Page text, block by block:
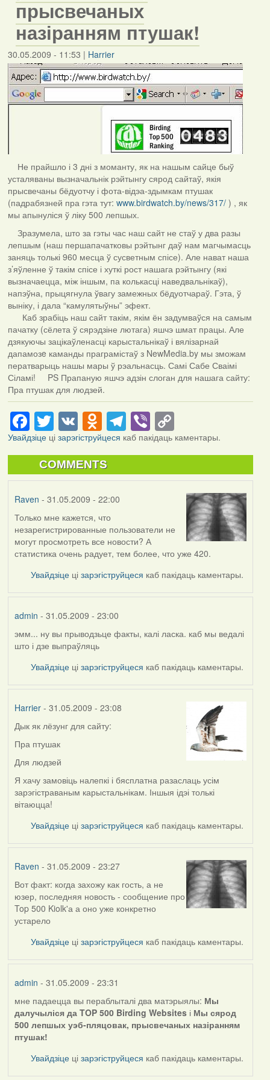
прысвечаных
назіранням птушак!
30.05.2009 - 11:53 | Harrier
Не прайшло і 3 дні з моманту, як на нашым сайце быў
усталяваны вызначальнік рэйтынгу сярод сайтаў, якія
прысвечаны бёдуотчу і фота-відэа-здымкам птушак
(падрабязней пра гэта тут: www.birdwatch.by/news/317/) , як
мы апынуліся ў ліку 500 лепшых.
Зразумела, што за гэты час наш сайт не стаў у два разы
лепшым (наш першапачатковы рэйтынг даў нам магчымасць
заняць толькі 960 месца ў сусветным спісе). Але нават наша
з’яўленне ў такім спісе і хуткі рост нашага рэйтынгу (які
вызначаецца, між іншым, па колькасці наведвальнікаў),
напэўна, прыцягнула ўвагу замежных бёдуотчараў. Гэта, ў
выніку, і дала “камулятыўны” эфект.
Каб зрабіць наш сайт такім, якім ён задумваўся на самым
пачатку (сёлета ў сярэдзіне лютага) яшчэ шмат працы. Але
дзякуючы зацікаўленасці карыстальнікаў і вялізарнай
дапамозe каманды праграмістаў з NewMedia.by мы зможам
ператварыць нашы мары ў рэальнасць. Самі Сабе Сваімі
Сіламі! PS Прапаную яшчэ адзін слоган для нашага сайту:
Пра птушак для людзей.
Facebook
Twitter
VKOdnoklassniki
Telegram
ViberCopy
Link
Увайдзіцеці зарэгіструйцеся каб пакідаць каментары.
COMMENTS
Raven - 31.05.2009 - 22:00
Только мне кажется, что
незарегистрированные пользователи не
могут просмотреть все новости? А
статистика очень радует, тем более, что уже 420.
Увайдзіце цізарэгіструйцеся каб пакідаць каментары.
admin - 31.05.2009 - 23:00
In
reply
Raven
эмм... ну вы прыводзьце факты, калі ласка. каб мы ведалі
што і дзе выпраўляць
Увайдзіце цізарэгіструйцеся каб пакідаць каментары.
Harrier- 31.05.2009 - 23:08
In
reply
by
admin
Дык як лёзунг для сайту:
Пра птушак
Для людзей
Я хачу замовіць налепкі і бясплатна разаслаць усім
зарэгістраваным карыстальнікам. Іншыя ідэі толькі
вітаюцца!
Увайдзіце цізарэгіструйцеся каб пакідаць каментары.
Raven - 31.05.2009 - 23:27
In
reply
to
by
admin
Вот факт: когда захожу как гость, а не
юзер, последняя новость - сообщение про
Top 500 Kiolk'а а оно уже конкретно
устарело
Увайдзіце цізарэгіструйцеся каб пакідаць каментары.
admin - 31.05.2009 - 23:31
In
reply
to
by
Raven
мне падаецца вы пераблыталі два матэрыялы: Мы
далучыліся да TOP 500 Birding Websitesі Мы сярод
500 лепшых уэб-пляцовак, прысвечаных назіранням
птушак!
Увайдзіце цізарэгіструйцеся каб пакідаць каментары.